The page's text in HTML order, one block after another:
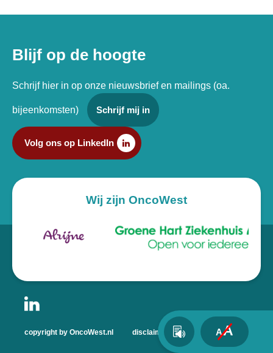
Blijf op de hoogte
Schrijf hier in op onze nieuwsbrief en mailings (oa.
bijeenkomsten) Schrijf mij in
Volg ons op LinkedIn
Wij zijn OncoWest
copyright by OncoWest.nl disclaimer privacyverklaring
AA